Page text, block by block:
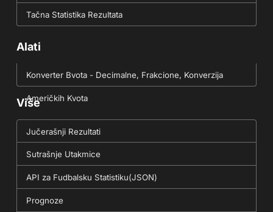
Tačna Statistika Rezultata
Alati
Konverter Bvota - Decimalne, Frakcione, Konverzija
Američkih Kvota
Više
Jučerašnji Rezultati
Sutrašnje Utakmice
API za Fudbalsku Statistiku(JSON)
Prognoze